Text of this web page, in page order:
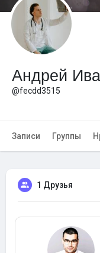
Андрей
@fecdd3515
Записи Группы
1 Друзья